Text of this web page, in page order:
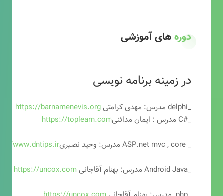
دورههای آموزشی
در زمینه برنامه نویسی
_delphi مدرس: مهدی کرامتی
https://barnamenevis.org
_#C مدرس : ایمان مدائنی
https://toplearn.com
_ ASP.net mvc , core مدرس: وحید نصیری
www.dntips.ir
_Android Java مدرس: بهنام آقاجانی
https://uncox.com